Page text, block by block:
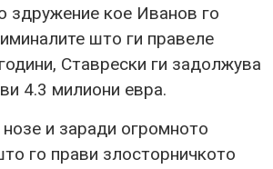
здружение кое Иванов го
што ги правеле
Ставрески ги задолжува
4.3 милиони евра.
нозе и заради огромното
го прави злосторничкото